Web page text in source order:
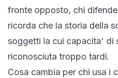
fronte opposto, chi
ricorda che la storia della
soggetti la cui capacita' di
riconosciuta troppo tardi.
Cosa cambia per chi usa i